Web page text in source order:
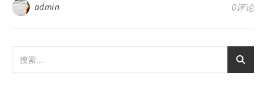
admin 0评论